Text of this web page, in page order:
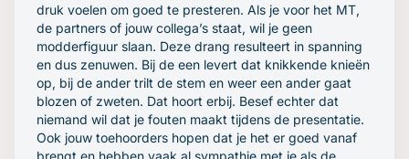
druk voelen om goed te presteren. Als je voor het MT,
de partners of jouw collega’s staat, wil je geen
modderfiguur slaan. Deze drang resulteert in spanning
en dus zenuwen. Bij de een levert dat knikkende knieën
op, bij de ander trilt de stem en weer een ander gaat
blozen of zweten. Dat hoort erbij. Besef echter dat
niemand wil dat je fouten maakt tijdens de presentatie.
Ook jouw toehoorders hopen dat je het er goed vanaf
brengt en hebben vaak al sympathie met je als de